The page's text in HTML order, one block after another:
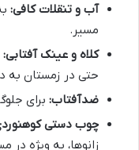
آب و تنقلات کافی:
مسیر.
کلاه و عینک آفتابی:
حتی در زمستان به
ضدآفتاب: برای
چوب دستی
زانوها، به ویژه